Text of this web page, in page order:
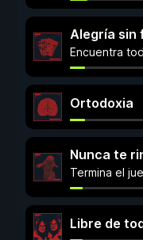
Alegría sin
Encuentra
Ortodoxia
Nunca te
Termina el
Libre de